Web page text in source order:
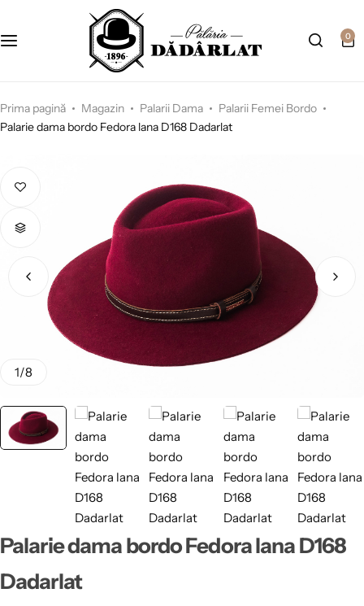
0
Prima pagină Magazin Palarii Dama
Palarii Femei Bordo
Palarie dama bordo Fedora lana D168 Dadarlat
1/8
Palarie dama bordo Fedora lana D168
Dadarlat